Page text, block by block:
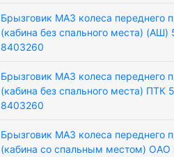
Брызговик МАЗ колеса переднего
(кабина без спального места) (АШ)
8403260
Брызговик МАЗ колеса переднего
(кабина без спального места) ПТК
8403260
Брызговик МАЗ колеса переднего
(кабина со спальным местом)